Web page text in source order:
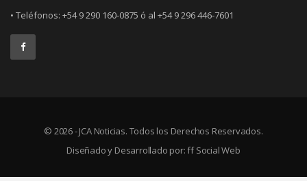
• Teléfonos: +54 9 290 160-0875 ó al +54 9 296 446-7601
© 2026 - JCA Noticias. Todos los Derechos Reservados.
Diseñado y Desarrollado por:ff Social Web